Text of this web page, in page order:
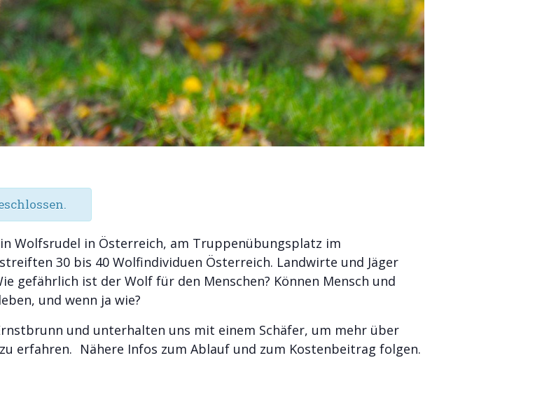
Wolfsrudel in Österreich, am Truppenübungsplatz im
30 bis 40 Wolfindividuen Österreich. Landwirte und Jäger
gefährlich ist der Wolf für den Menschen? Können Mensch und
und wenn ja wie?
und unterhalten uns mit einem Schäfer, um mehr über
erfahren. Nähere Infos zum Ablauf und zum Kostenbeitrag folgen.